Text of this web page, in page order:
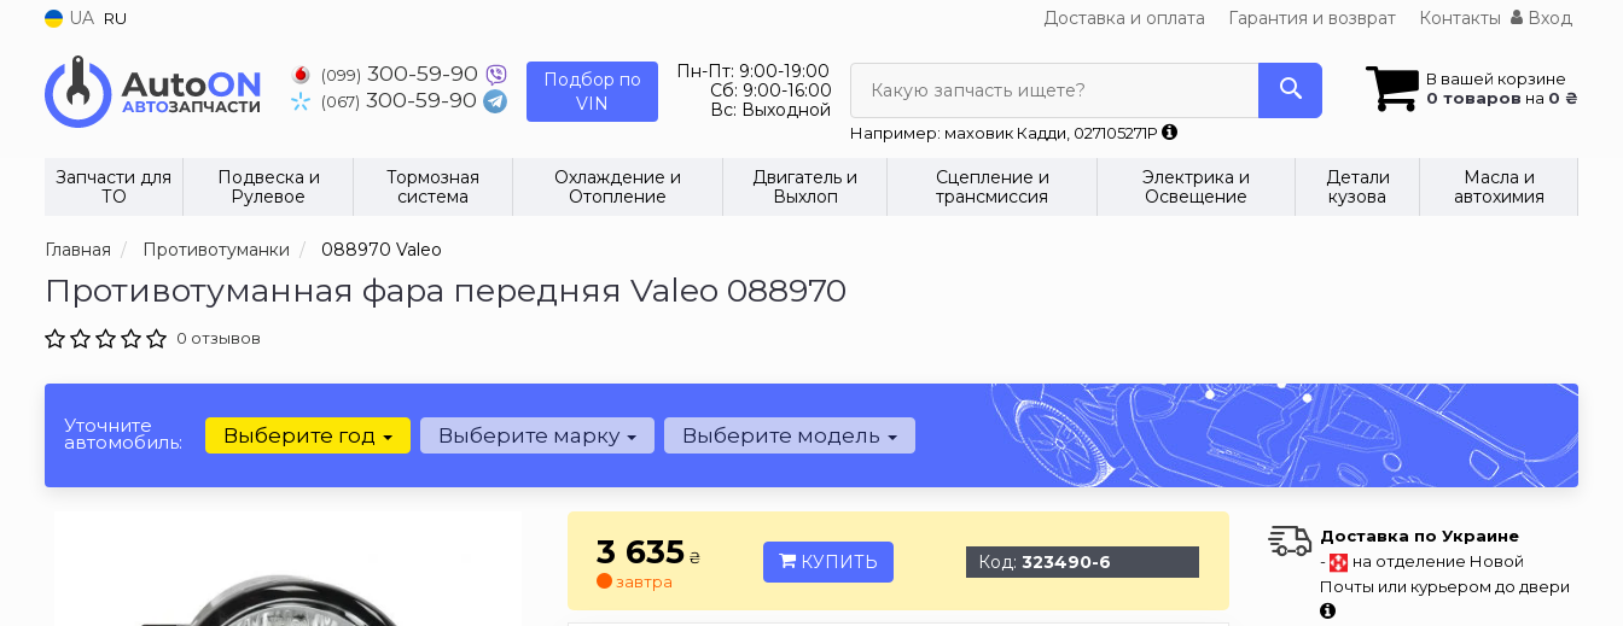
UA RU Доставка и оплата Гарантия и возврат Контакты Вход
(099) 300-59-90
(067) 300-59-90
Подбор по
VIN
Пн-Пт: 9:00-19:00
Сб: 9:00-16:00
Вс: Выходной
В вашей корзине
0 товаров на 0 ₴
Какую запчасть ищете?
Например: маховик Кадди, 027105271P
Запчасти для
ТО
Подвеска и
Рулевое
Тормозная
система
Охлаждение и
Отопление
Двигатель и
Выхлоп
Сцепление и
трансмиссия
Электрика и
Освещение
Детали
кузова
Масла и
автохимия
Главная Противотуманки 088970 Valeo
Противотуманная фара передняя Valeo 088970
0 отзывов
Уточните
автомобиль: Выберите год Выберите марку Выберите модель
3 635 ₴
завтра
КУПИТЬ Код:323490-6
Доставка по Украине
-
на отделение Новой
Почты или курьером до двери